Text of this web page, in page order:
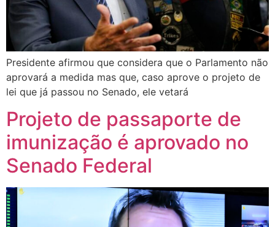
Presidente afirmou que considera que o Parlamento não
aprovará a medida mas que, caso aprove o projeto de
lei que já passou no Senado, ele vetará
Projeto de passaporte de
imunização é aprovado no
Senado Federal